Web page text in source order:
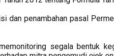
dan penambahan pasal
segala bentuk